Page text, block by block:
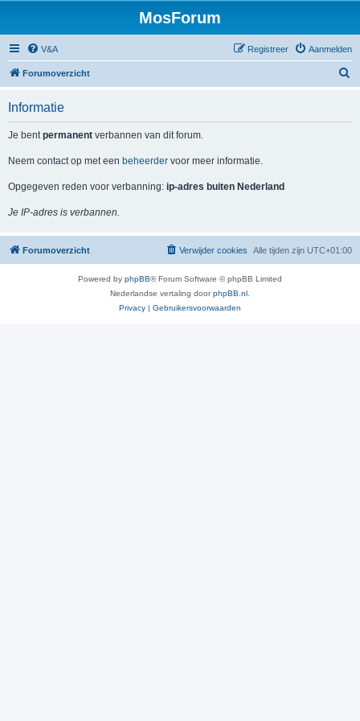
MosForum
V&A Aanmelden
Registreer
Forumoverzicht
Informatie
Je bentpermanent verbannen van dit forum.
Neem contact op met een beheerder voor meer informatie.
Opgegeven reden voor verbanning: ip-adres buiten Nederland
Je IP-adres is verbannen.
Forumoverzicht Alle tijden zijn UTC+01:00
Verwijder cookies
Powered by phpBB® Forum Software © phpBB Limited
Nederlandse vertaling doorphpBB.nl
Privacy | Gebruikersvoorwaarden